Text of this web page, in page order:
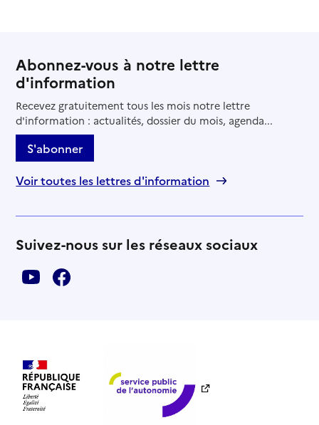
Abonnez-vous à notre lettre
d'information
Recevez gratuitement tous les mois notre lettre
d'information : actualités, dossier du mois, agenda...
S'abonner
Voir toutes les lettres d'information
Suivez-nous sur les réseaux sociaux